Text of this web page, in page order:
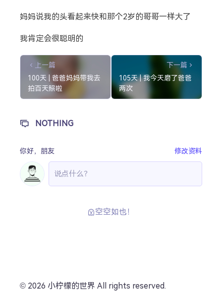
妈妈说我的头看起来快和那个2岁的哥哥一样大了
我肯定会很聪明的
分享 0
上一篇
100天 | 爸爸妈妈带我去
拍百天照啦
下一篇
105天 | 我今天磨了爸爸
两次
NOTHING
你好， 朋友 修改资料
空空如也！
© 2026 小柠檬的世界 All rights reserved.